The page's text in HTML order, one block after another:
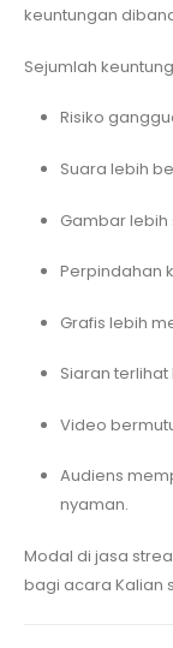
keuntungan
Sejumlah
Risiko
Suara lebih
Gambar lebih
Perpindahan
Grafis lebih
Siaran
Video
Audiens
nyaman.
Modal di jasa
bagi acara Kalian